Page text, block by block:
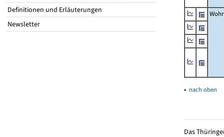
Definitionen und Erläuterungen
Newsletter
▴ nach oben
Das